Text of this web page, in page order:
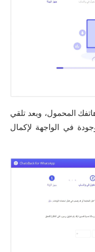
هاتفك المحمول، وبعد تلقي
في الواجهة لإكمال